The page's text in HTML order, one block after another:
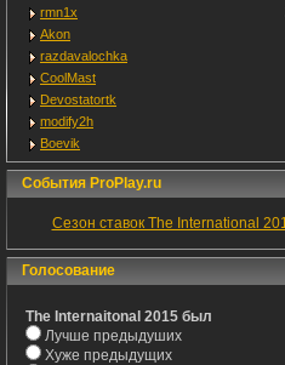
rmn1x
Akon
razdavalochka
CoolMast
Devostatortk
modify2h
Boevik
События ProPlay.ru
Сезон ставок The International
Голосование
The Internaitonal 2015 был
Лучше предыдуших
Хуже предыдущих